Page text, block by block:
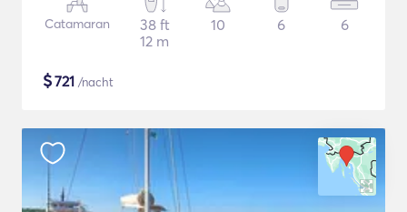
Catamaran
38 ft
12 m
10 6 6
$721 /nacht